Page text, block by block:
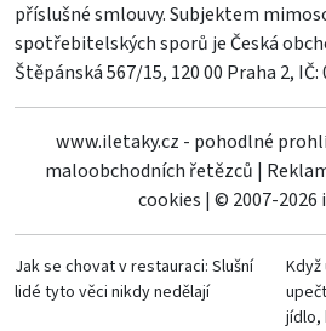
příslušné smlouvy. Subjektem
spotřebitelských sporů je Česká
Štěpánská 567/15, 120 00 Praha 2, IČ:
www.iletaky.cz - pohodlné
maloobchodních řetězců |
cookies | © 2007-2026
Jak se chovat v restauraci: Slušní
lidé tyto věci nikdy nedělají
jídlo,